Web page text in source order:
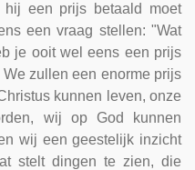
een prijs betaald moet
een vraag stellen: "Wat
je ooit wel eens een prijs
zullen een enorme prijs
kunnen leven, onze
wij op God kunnen
wij een geestelijk inzicht
stelt dingen te zien, die